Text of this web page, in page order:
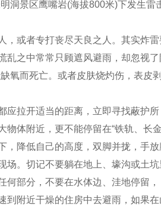
景区鹰嘴岩(海拔800米)下发生雷
者专打丧尽天良之人。其实炸
之中常常只顾遮风避雨，却忽视
氧而死亡。或者皮肤烧灼伤，表
开适当的距离，立即寻找蔽护
体附近，更不能停留在“铁轨、
降低自己的高度，双脚并拢，手
。切记不要躺在地上、壕沟或土
何部分，不要在水体边、洼地停
附近干燥的住房中去避雨，如果在